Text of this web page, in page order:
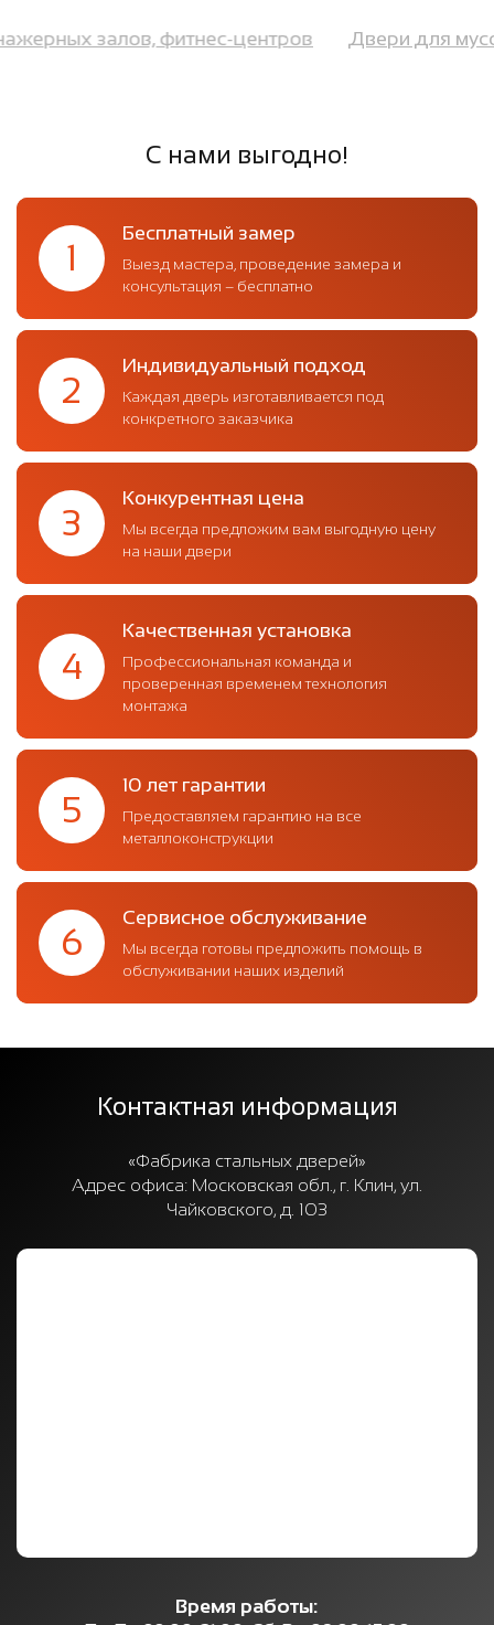
залов, фитнес-центров Двери для
С нами выгодно!
1
Бесплатный замер
Выезд мастера, проведение замера и
консультация – бесплатно
2
Индивидуальный подход
Каждая дверь изготавливается под
конкретного заказчика
3
Конкурентная цена
Мы всегда предложим вам выгодную цену
на наши двери
4
Качественная установка
Профессиональная команда и
проверенная временем технология
монтажа
5
10 лет гарантии
Предоставляем гарантию на все
металлоконструкции
6
Сервисное обслуживание
Мы всегда готовы предложить помощь в
обслуживании наших изделий
Контактная информация
«Фабрика стальных дверей»
Адрес офиса: Московская обл., г. Клин, ул.
Чайковского, д. 103
Время работы: